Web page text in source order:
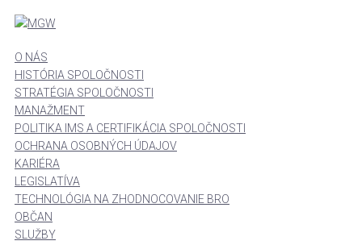
O NÁS
HISTÓRIA SPOLOČNOSTI
STRATÉGIA SPOLOČNOSTI
MANAŽMENT
POLITIKA IMS A CERTIFIKÁCIA SPOLOČNOSTI
OCHRANA OSOBNÝCH ÚDAJOV
KARIÉRA
LEGISLATÍVA
TECHNOLÓGIA NA ZHODNOCOVANIE BRO
OBČAN
SLUŽBY